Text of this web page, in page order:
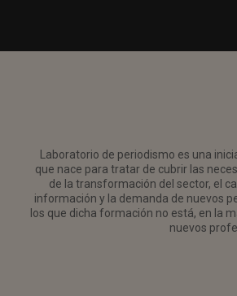
Laboratorio de periodismo es una
que nace para tratar de cubrir las
de la transformación del sector, el
información y la demanda de nuevos
los que dicha formación no está, en la
nuevos